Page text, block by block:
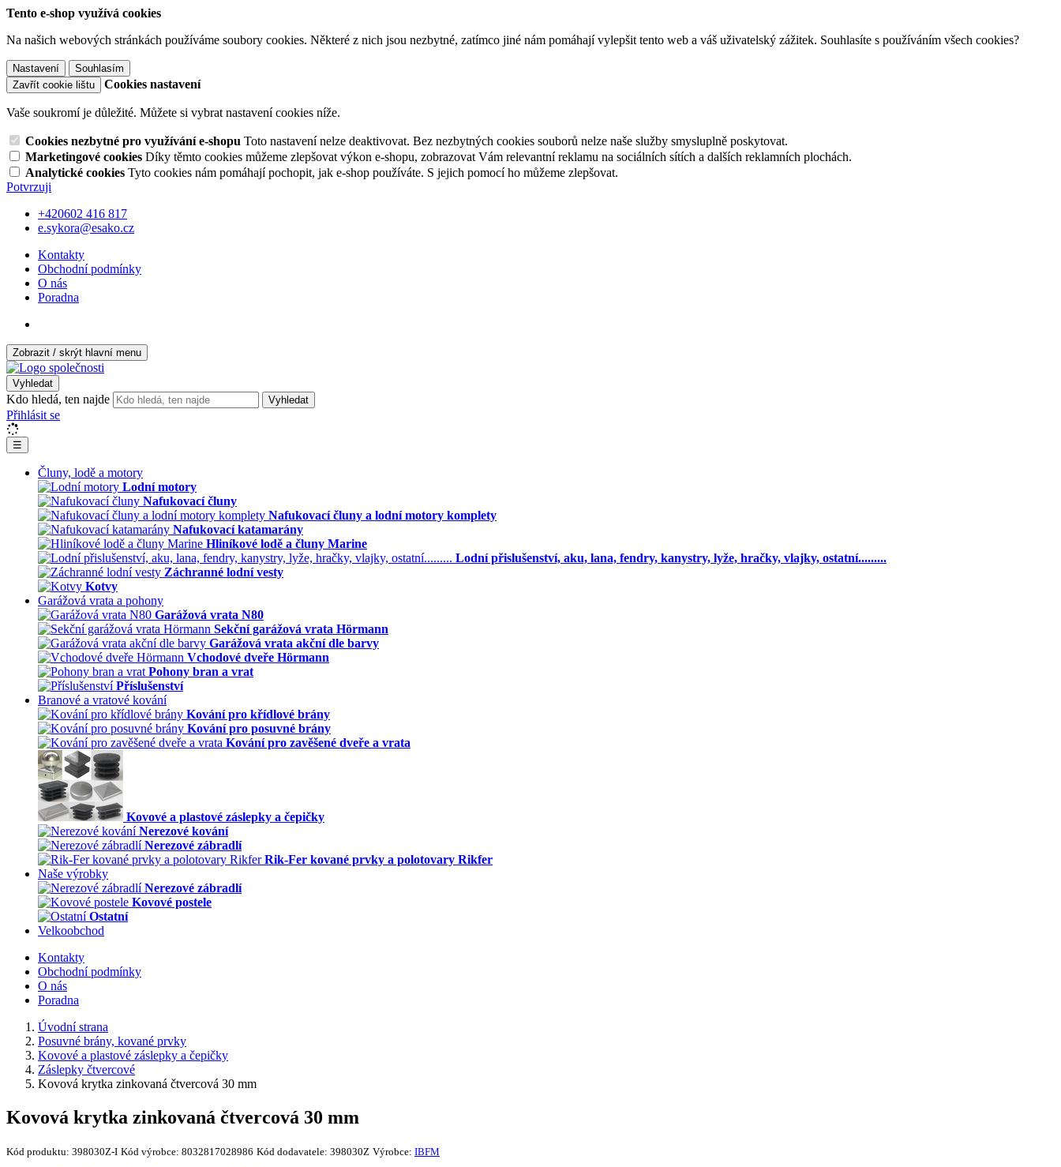
Tento e-shop využívá cookies
Na našich webových stránkách používáme soubory cookies. Některé z nich jsou nezbytné, zatímco jiné nám pomáhají vylepšit tento web a váš uživatelský zážitek. Souhlasíte s používáním všech cookies?
Nastavení
Souhlasím
Zavřít cookie lištu
Cookies nastavení
Vaše soukromí je důležité. Můžete si vybrat nastavení cookies níže.
Cookies nezbytné pro využívání e-shopu Toto nastavení nelze deaktivovat. Bez nezbytných cookies souborů nelze naše služby smysluplně poskytovat.
Marketingové cookies Díky těmto cookies můžeme zlepšovat výkon e-shopu, zobrazovat Vám relevantní reklamu na sociálních sítích a dalších reklamních plochách.
Analytické cookies Tyto cookies nám pomáhají pochopit, jak e-shop používáte. S jejich pomocí ho můžeme zlepšovat.
Potvrzuji
+420602 416 817
e.sykora@esako.cz
Kontakty
Obchodní podmínky
O nás
Poradna
Zobrazit / skrýt hlavní menu
Vyhledat
Kdo hledá, ten najde Vyhledat
Přihlásit se
☰
Čluny, lodě a motory
Lodní motory
Nafukovací čluny
Nafukovací čluny a lodní motory komplety
Nafukovací katamarány
Hliníkové lodě a čluny Marine
Lodní přislušenství, aku, lana, fendry, kanystry, lyže, hračky, vlajky, ostatní.........
Záchranné lodní vesty
Kotvy
Garážová vrata a pohony
Garážová vrata N80
Sekční garážová vrata Hörmann
Garážová vrata akční dle barvy
Vchodové dveře Hörmann
Pohony bran a vrat
Příslušenství
Branové a vratové kování
Kování pro křídlové brány
Kování pro posuvné brány
Kování pro zavěšené dveře a vrata
Kovové a plastové záslepky a čepičky
Nerezové kování
Nerezové zábradlí
Rik-Fer kované prvky a polotovary Rikfer
Naše výrobky
Nerezové zábradlí
Kovové postele
Ostatní
Velkoobchod
Kontakty
Obchodní podmínky
O nás
Poradna
Úvodní strana
Posuvné brány, kované prvky
Kovové a plastové záslepky a čepičky
Záslepky čtvercové
Kovová krytka zinkovaná čtvercová 30 mm
Kovová krytka zinkovaná čtvercová 30 mm
Kód produktu: 398030Z-I Kód výrobce: 8032817028986 Kód dodavatele: 398030Z Výrobce: IBFM